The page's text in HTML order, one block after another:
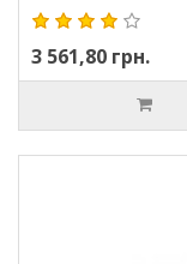
3 561,80 грн.